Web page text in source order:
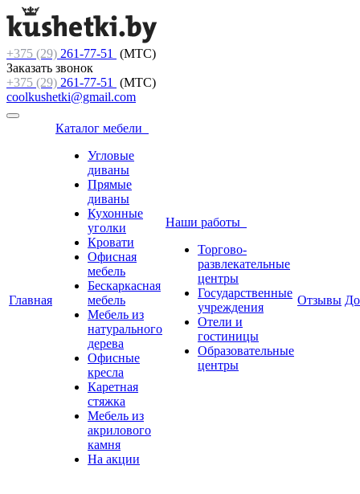
+375 (29) 261-77-51
(МТС)
Заказать звонок
+375 (29) 261-77-51
(МТС)
coolkushetki@gmail.com
Главная
Каталог мебели
Угловые
диваны
Прямые
диваны
Кухонные
уголки
Кровати
Офисная
мебель
Бескаркасная
мебель
Мебель из
натурального
дерева
Офисные
кресла
Каретная
стяжка
Мебель из
акрилового
камня
На акции
Наши работы
Торгово-
развлекательные
центры
Государственные
учреждения
Отели и
гостиницы
Образовательные
центры
Отзывы